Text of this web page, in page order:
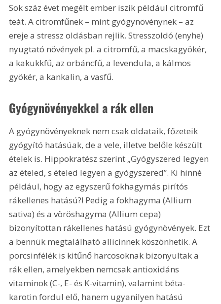
Sok száz évet megélt ember iszik például citromfű
teát. A citromfűnek – mint gyógynövénynek – az
ereje a stressz oldásban rejlik. Stresszoldó (enyhe)
nyugtató növények pl. a citromfű, a macskagyökér,
a kakukkfű, az orbáncfű, a levendula, a kálmos
gyökér, a kankalin, a vasfű.
Gyógynövényekkel a rák ellen
A gyógynövényeknek nem csak oldataik, főzeteik
gyógyító hatásúak, de a vele, illetve belőle készült
ételek is. Hippokratész szerint „Gyógyszered legyen
az ételed, s ételed legyen a gyógyszered”. Ki hinné
például, hogy az egyszerű fokhagymás pirítós
rákellenes hatású?! Pedig a fokhagyma (Allium
sativa) és a vöröshagyma (Allium cepa)
bizonyítottan rákellenes hatású gyógynövények. Ezt
a bennük megtalálható allicinnek köszönhetik. A
porcsinfélék is kitűnő harcosoknak bizonyultak a
rák ellen, amelyekben nemcsak antioxidáns
vitaminok (C-, E- és K-vitamin), valamint béta-
karotin fordul elő, hanem ugyanilyen hatású